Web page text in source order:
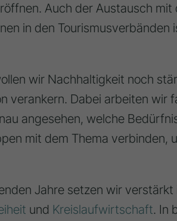
Auch der Austausch
in den
wir Nachhaltigkeit noch
verankern. Dabei arbeiten wir
angesehen, welche
mit dem Thema verbinden,
Jahre setzen wir
und Kreislaufwirtschaft. In